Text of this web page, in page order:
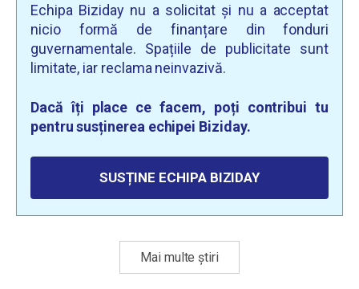
Echipa Biziday nu a solicitat și nu a acceptat
nicio formă de finanțare din fonduri
guvernamentale. Spațiile de publicitate sunt
limitate, iar reclama neinvazivă.
Dacă îți place ce facem, poți contribui tu
pentru susținerea echipei Biziday.
SUSȚINE ECHIPA BIZIDAY
Mai multe știri